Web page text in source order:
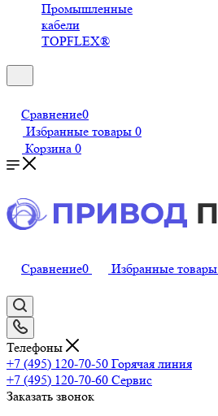
Промышленные
кабели
TOPFLEX®
Сравнение0
Избранные товары 0
Корзина 0
Сравнение0 Избранные товары
Телефоны
+7 (495) 120-70-50 Горячая линия
+7 (495) 120-70-60 Сервис
Заказать звонок